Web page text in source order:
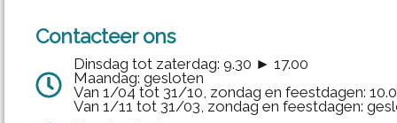
Contacteer ons
Dinsdag tot zaterdag: 9.30 ► 17.00
Maandag: gesloten
Van 1/04 tot 31/10, zondag en feestdagen:
Van 1/11 tot 31/03, zondag en feestdagen: